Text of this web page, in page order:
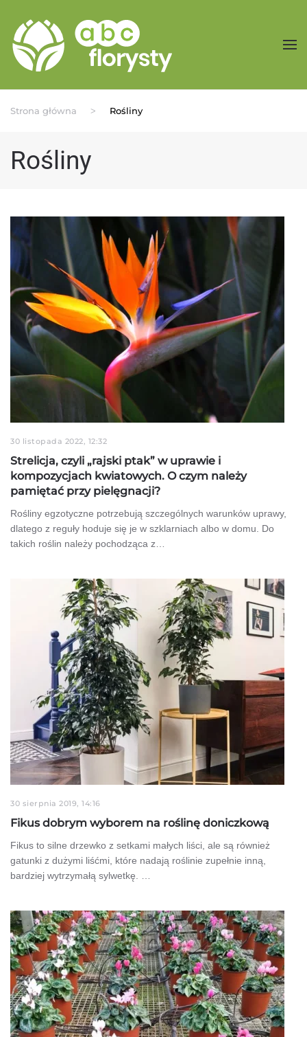
Przejdź do treści głównej
Strona główna Rośliny
Rośliny
30 listopada 2022, 12:32
Strelicja, czyli „rajski ptak” w uprawie i
kompozycjach kwiatowych. O czym należy
pamiętać przy pielęgnacji?
Rośliny egzotyczne potrzebują szczególnych warunków uprawy,
dlatego z reguły hoduje się je w szklarniach albo w domu. Do
takich roślin należy pochodząca z…
30 sierpnia 2019, 14:16
Fikus dobrym wyborem na roślinę doniczkową
Fikus to silne drzewko z setkami małych liści, ale są również
gatunki z dużymi liśćmi, które nadają roślinie zupełnie inną,
bardziej wytrzymałą sylwetkę. …